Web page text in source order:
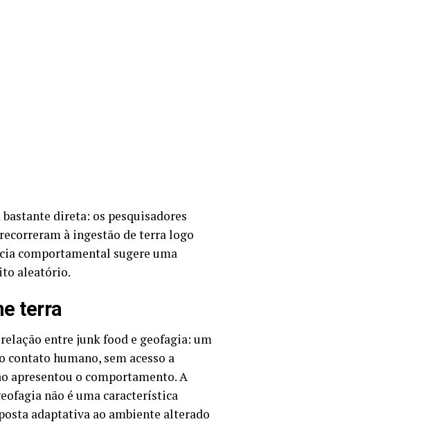
direta: os pesquisadores
à ingestão de terra logo
comportamental sugere uma
aleatório.
terra
entre junk food e geofagia: um
contato humano, sem acesso a
apresentou o comportamento. A
não é uma característica
adaptativa ao ambiente alterado